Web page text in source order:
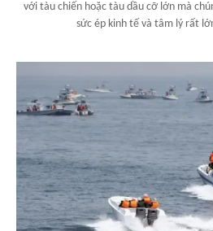
với tàu chiến hoặc tàu dầu cỡ lớn mà
sức ép kinh tế và tâm lý rất